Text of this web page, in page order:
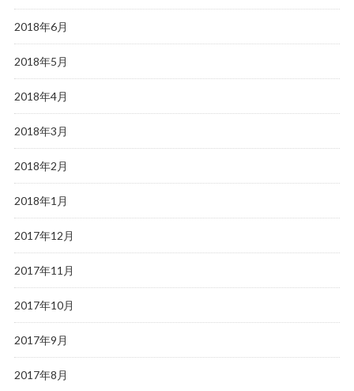
2018年6月
2018年5月
2018年4月
2018年3月
2018年2月
2018年1月
2017年12月
2017年11月
2017年10月
2017年9月
2017年8月